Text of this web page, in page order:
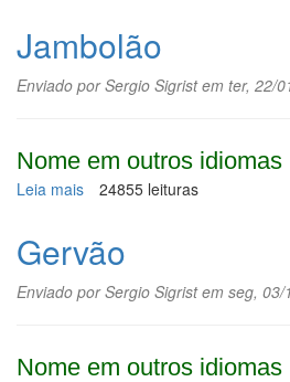
Jambolão
Enviado porSergio Sigristem ter, 22/
Nome em outros idiomas
Leia mais sobre
24855 leituras
Gervão
Enviado porSergio Sigristem seg, 03/
Nome em outros idiomas